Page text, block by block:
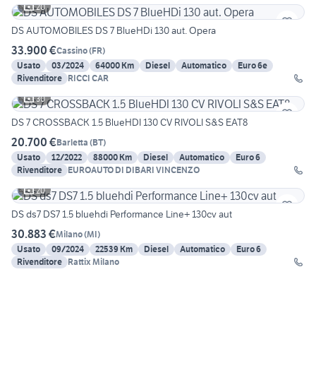
20
DS AUTOMOBILES DS 7 BlueHDi 130 aut. Opera
33.900 €Cassino(FR)
Usato
03/2024 64000 Km Diesel Automatico
Euro 6e
Rivenditore RICCI CAR
30
DS 7 CROSSBACK 1.5 BlueHDI 130 CV RIVOLI S&S EAT8
20.700 €Barletta (BT)
Usato
12/2022 88000 Km Diesel Automatico
Euro 6
Rivenditore EUROAUTO DI DIBARI VINCENZO
20
DS ds7 DS7 1.5 bluehdi Performance Line+ 130cv aut
30.883 €Milano(MI)
Usato
09/2024 22539 Km Diesel Automatico
Euro 6
Rivenditore Rattix Milano